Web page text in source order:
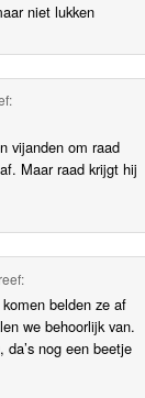
niet lukken
vijanden om raad
Maar raad krijgt hij
belden ze af
we behoorlijk van.
nog een beetje